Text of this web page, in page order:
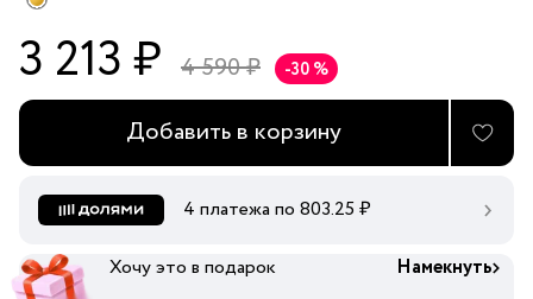
3 213 ₽ 4 590 ₽ -30 %
Добавить в корзину
4 платежа по 803.25 ₽
Хочу это в подарок Намекнуть